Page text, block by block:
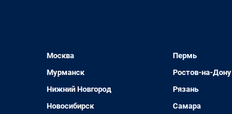
Москва
Мурманск
Нижний Новгород
Новосибирск
Пермь
Ростов-на-Дону
Рязань
Самара